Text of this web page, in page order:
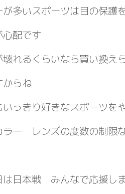
多いスポーツは目の保護
配です
壊れるくらいなら買い換
からね
いっきり好きなスポーツ
ー レンズの度数の制限
は日本戦 みんなで応援し